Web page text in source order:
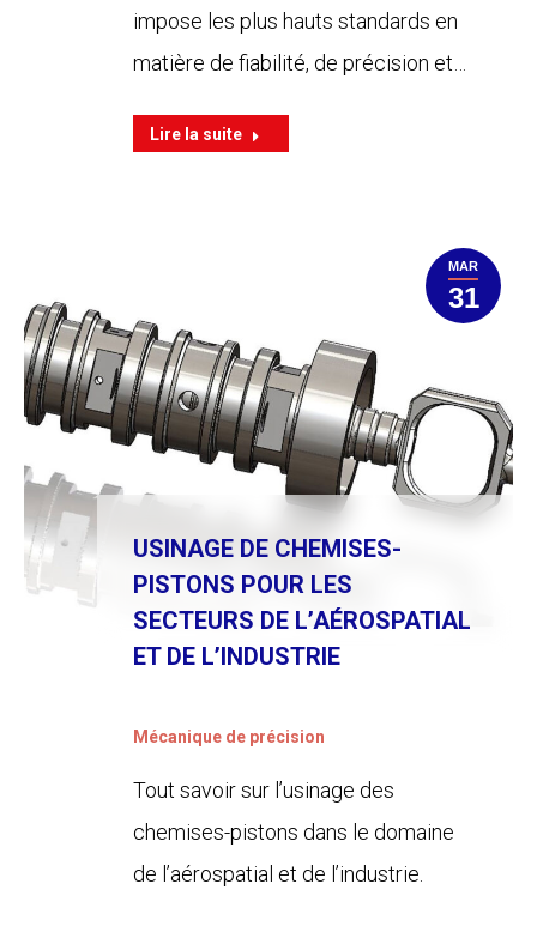
impose les plus hauts standards en
matière de fiabilité, de précision et…
Lire la suite
MAR
31
USINAGE DE CHEMISES-
PISTONS POUR LES
SECTEURS DE L’AÉROSPATIAL
ET DE L’INDUSTRIE
Mécanique de précision
Tout savoir sur l’usinage des
chemises-pistons dans le domaine
de l’aérospatial et de l’industrie.